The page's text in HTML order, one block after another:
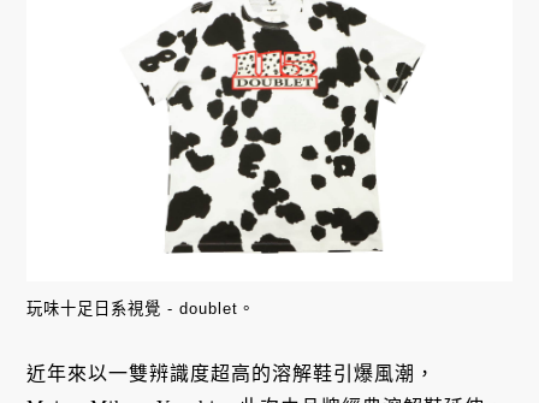
玩味十足日系視覺 - doublet。
近年來以一雙辨識度超高的溶解鞋引爆風潮，